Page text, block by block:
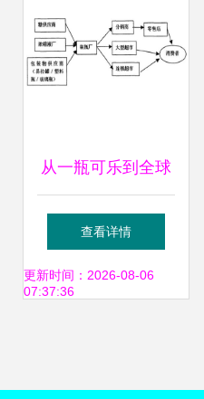
从一瓶可乐到全球
网络 专访可口可乐
供应链总监谈高效
查看详情
更新时间：2026-08-06
07:37:36